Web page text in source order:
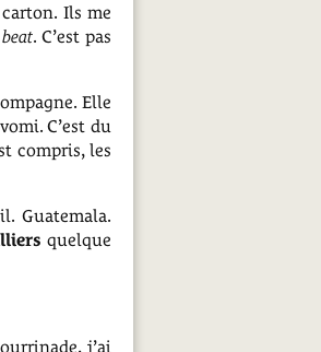
Ils me
. C’est pas
Elle
C’est du
compris, les
Guatemala.
quelque
j’ai